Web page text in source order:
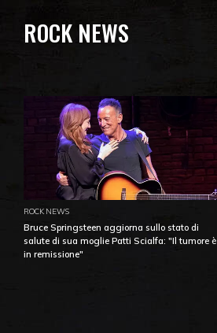
ROCK NEWS
ROCK NEWS
Bruce Springsteen aggiorna sullo stato di
salute di sua moglie Patti Scialfa: "Il tumore è
in remissione"